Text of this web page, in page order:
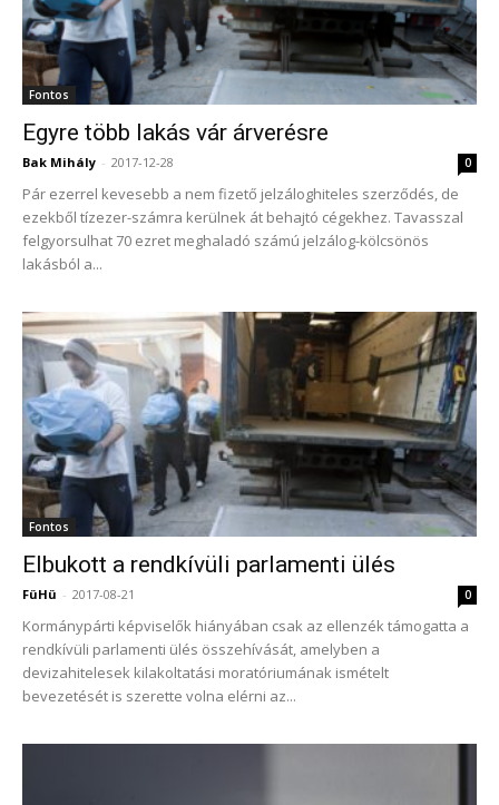
Fontos
Egyre több lakás vár árverésre
Bak Mihály - 2017-12-28 0
Pár ezerrel kevesebb a nem fizető jelzáloghiteles szerződés, de
ezekből tízezer-számra kerülnek át behajtó cégekhez. Tavasszal
felgyorsulhat 70 ezret meghaladó számú jelzálog-kölcsönös
lakásból a...
Fontos
Elbukott a rendkívüli parlamenti ülés
FüHü - 2017-08-21 0
Kormánypárti képviselők hiányában csak az ellenzék támogatta a
rendkívüli parlamenti ülés összehívását, amelyben a
devizahitelesek kilakoltatási moratóriumának ismételt
bevezetését is szerette volna elérni az...